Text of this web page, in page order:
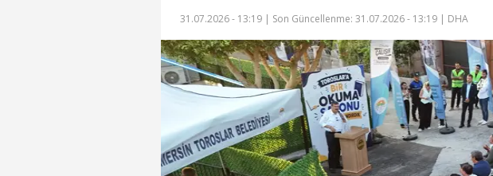
31.07.2026 - 13:19 | Son Güncellenme: 31.07.2026 - 13:19 | DHA